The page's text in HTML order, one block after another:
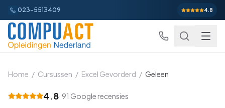
023-5513409 4.8
Excel
Home / Cursussen / Excel Gevorderd / Geleen
4.8· 91 Google recensies